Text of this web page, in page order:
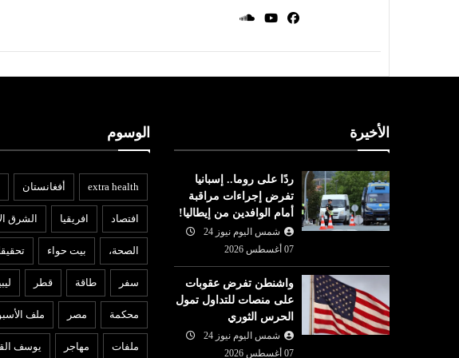
الأخيرة
ردًا على روما.. إسبانيا
تفرض إجراءات مراقبة
أمام الوافدين من إيطاليا!
شمس اليوم نيوز 24
07 أغسطس 2026
واشنطن تفرض عقوبات
على منصات للتداول تمول
الحرس الثوري
شمس اليوم نيوز 24
07 أغسطس 2026
الوسوم
extra health أفغانستان
افتصاد افريقيا الشرق
الصحة، بيت حواء
سفر طاقة قطر
محكمة مصر ملف
ملفات مهاجر يوسف
07 أغسطس
شمس اليوم نيوز 24
07 أغسطس
2026
التزامه تجاه صيادلة القطاع
الخاص عبر شراكة مع ...
عربي ودولي
شمس اليوم نيوز 24
2026
واشنطن تفرض
منصات للتداول
الثوري